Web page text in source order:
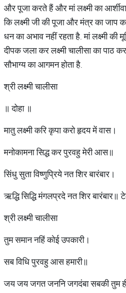
और पूजा करते हैं और मां लक्ष्मी का
कि लक्ष्मी जी की पूजा और मंत्र का जाप
धन का अभाव नहीं रहता है. मां लक्ष्मी की
दीपक जला कर लक्ष्मी चालीसा का पाठ
सौभाग्य का आगमन होता है.
श्री लक्ष्मी चालीसा
॥ दोहा ॥
मातु लक्ष्मी करि कृपा करो हृदय में वास।
मनोकामना सिद्ध कर पुरवहु मेरी आस॥
सिंधु सुता विष्णुप्रिये नत शिर बारंबार।
ऋद्धि सिद्धि मंगलप्रदे नत शिर बारंबार॥
श्री लक्ष्मी चालीसा
तुम समान नहिं कोई उपकारी।
सब विधि पुरवहु आस हमारी॥
जय जय जगत जननि जगदंबा सबकी तुम